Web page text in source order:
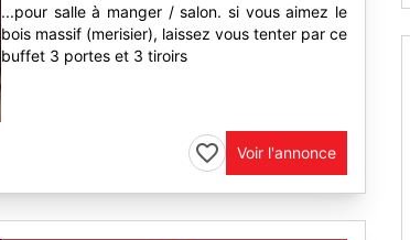
...pour salle à manger / salon. si vous aimez le
bois massif (merisier), laissez vous tenter par ce
buffet 3 portes et 3 tiroirs
Voir l'annonce